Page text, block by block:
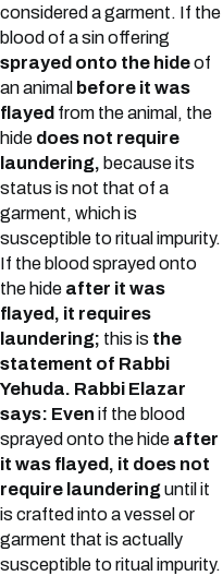
considered a garment. If the
blood of a sin offering
sprayed onto the hideof
an animal before it was
flayed from the animal, the
hide does not require
laundering, because its
status is not that of a
garment, which is
susceptible to ritual impurity.
If the blood sprayed onto
the hide after it was
flayed, it requires
laundering; this is the
statement of Rabbi
Yehuda. Rabbi Elazar
says: Even if the blood
sprayed onto the hide after
it was flayed, it does not
require launderinguntil it
is crafted into a vessel or
garment that is actually
susceptible to ritual impurity.